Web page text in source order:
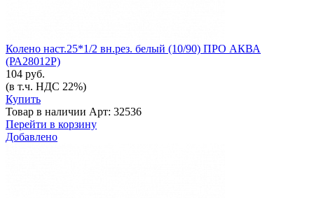
Колено наст.25*1/2 вн.рез. белый (10/90) ПРО АКВА
(РА28012Р)
104 руб.
(в т.ч. НДС 22%)
Купить
Товар в наличии Арт: 32536
Перейти в корзину
Добавлено